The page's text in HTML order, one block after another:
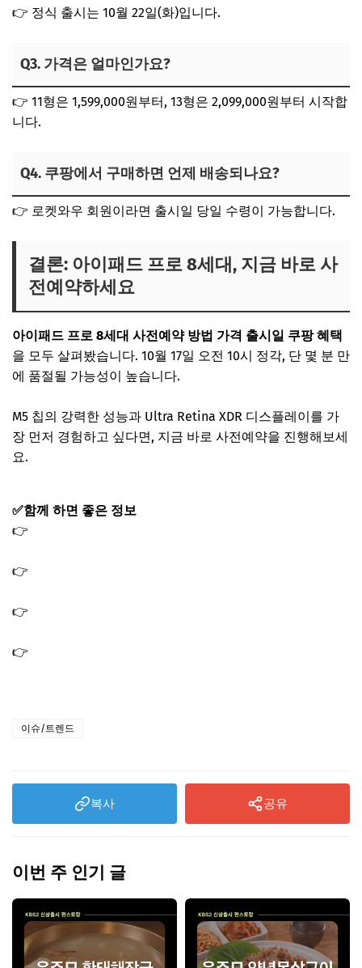
👉 정식 출시는 10월 22일(화)입니다.
Q3. 가격은 얼마인가요?
👉 11형은 1,599,000원부터, 13형은 2,099,000원부터 시작합
니다.
Q4. 쿠팡에서 구매하면 언제 배송되나요?
👉 로켓와우 회원이라면 출시일 당일 수령이 가능합니다.
결론: 아이패드 프로 8세대, 지금 바로 사
전예약하세요
아이패드 프로 8세대 사전예약 방법 가격 출시일 쿠팡 혜택
을 모두 살펴봤습니다. 10월 17일 오전 10시 정각, 단 몇 분 만
에 품절될 가능성이 높습니다.
M5 칩의 강력한 성능과 Ultra Retina XDR 디스플레이를 가
장 먼저 경험하고 싶다면, 지금 바로 사전예약을 진행해보세
요.
✅함께 하면 좋은 정보
👉
👉
👉
👉
이슈/트렌드
복사 공유
이번 주 인기 글